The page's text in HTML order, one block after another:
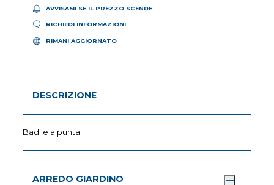
AVVISAMI SE IL PREZZO SCENDE
RICHIEDI INFORMAZIONI
RIMANI AGGIORNATO
DESCRIZIONE
Badile a punta
ARREDO GIARDINO